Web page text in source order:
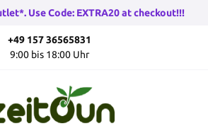
Use Code: EXTRA20 at checkout!!!
+49 157 36565831
9:00 bis 18:00 Uhr